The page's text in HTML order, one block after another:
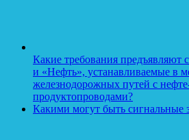
Какие требования предъявляют
и «Нефть», устанавливаемые в
железнодорожных путей с
продуктопроводами?
Какими могут быть сигнальные